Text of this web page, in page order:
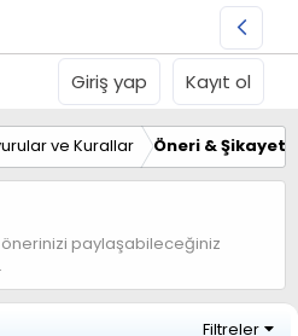
Giriş yap Kayıt ol
ve Kurallar Öneri & Şikayet
paylaşabileceğiniz
Filtreler